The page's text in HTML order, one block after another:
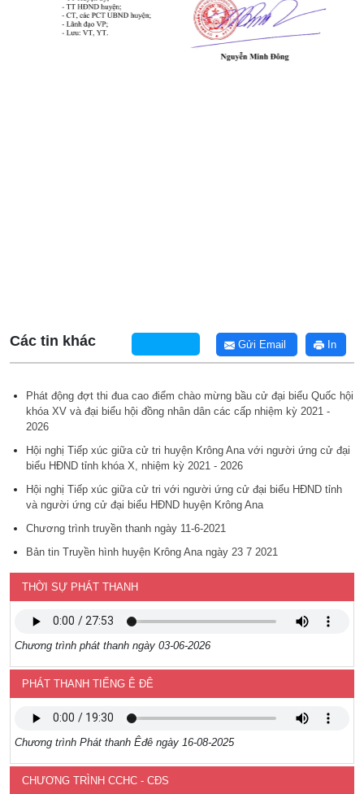
In
Gửi Email
Các tin khác
Phát động đợt thi đua cao điểm chào mừng bầu cử đại biểu Quốc hội
khóa XV và đại biểu hội đồng nhân dân các cấp nhiệm kỳ 2021 -
2026
Hội nghị Tiếp xúc giữa cử tri huyện Krông Ana với người ứng cử đại
biểu HĐND tỉnh khóa X, nhiệm kỳ 2021 - 2026
Hội nghị Tiếp xúc giữa cử tri với người ứng cử đại biểu HĐND tỉnh
và người ứng cử đại biểu HĐND huyện Krông Ana
Chương trình truyền thanh ngày 11-6-2021
Bản tin Truyền hình huyện Krông Ana ngày 23 7 2021
THỜI SỰ PHÁT THANH
Chương trình phát thanh ngày 03-06-2026
PHÁT THANH TIẾNG Ê ĐÊ
Chương trình Phát thanh Êđê ngày 16-08-2025
CHƯƠNG TRÌNH CCHC - CĐS